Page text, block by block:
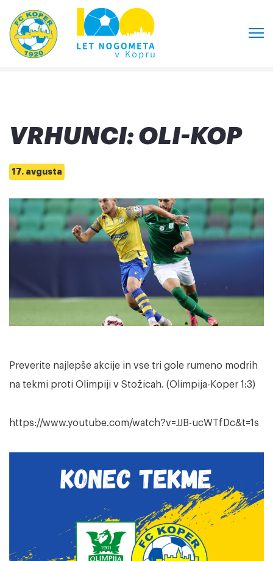
VRHUNCI: OLI-KOP
17. avgusta
Preverite najlepše akcije in vse tri gole rumeno modrih
na tekmi proti Olimpiji v Stožicah. (Olimpija-Koper 1:3)
https://www.youtube.com/watch?v=JJB-ucWTfDc&t=1s